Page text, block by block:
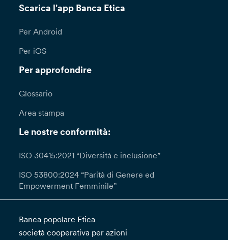
Scarica l'app Banca Etica
Per Android
Per iOS
Per approfondire
Glossario
Area stampa
Le nostre conformità:
ISO 30415:2021 “Diversità e inclusione”
ISO 53800:2024 “Parità di Genere ed
Empowerment Femminile”
Banca popolare Etica
società cooperativa per azioni